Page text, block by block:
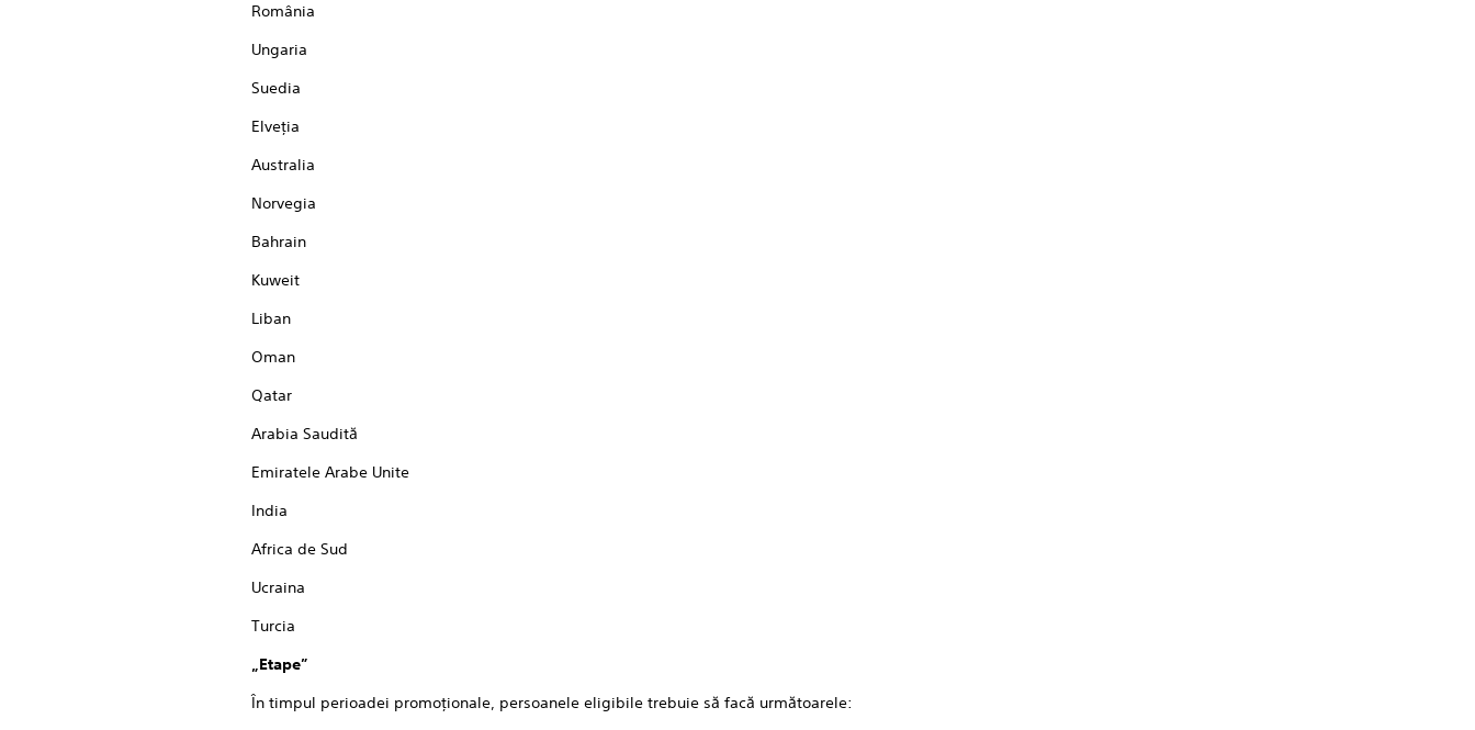
România
Ungaria
Suedia
Elveţia
Australia
Norvegia
Bahrain
Kuweit
Liban
Oman
Qatar
Arabia Saudită
Emiratele Arabe Unite
India
Africa de Sud
Ucraina
Turcia
„Etape”
În timpul perioadei promoţionale, persoanele eligibile trebuie să facă următoarele: